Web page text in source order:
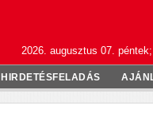
2026. augusztus 07.
HIRDETÉSFELADÁS